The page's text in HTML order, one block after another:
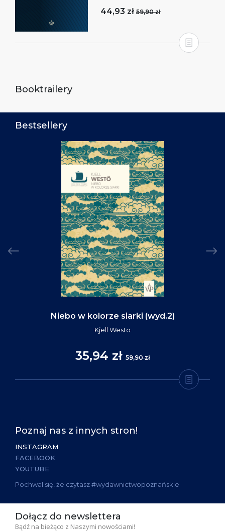
44,93 zł 59,90 zł
Booktrailery
Bestsellery
Niebo w kolorze siarki (wyd.2)
Kjell Westö
35,94 zł 59,90 zł
Poznaj nas z innych stron!
INSTAGRAM
FACEBOOK
YOUTUBE
Pochwal się, że czytasz #wydawnictwopoznańskie
Dołącz do newslettera
Bądź na bieżąco z Naszymi nowościami!